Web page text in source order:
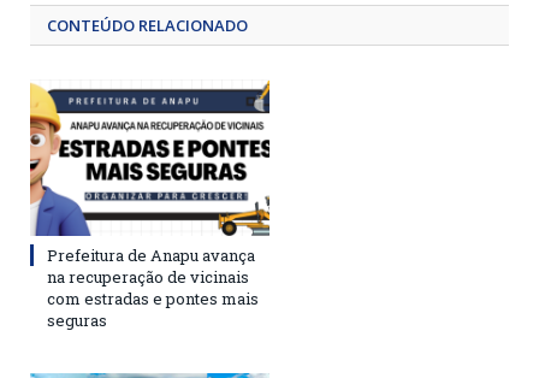
CONTEÚDO RELACIONADO
Prefeitura de Anapu avança
na recuperação de vicinais
com estradas e pontes mais
seguras